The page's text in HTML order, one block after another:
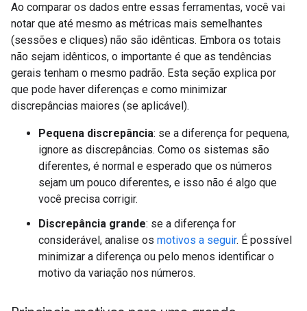
Ao comparar os dados entre essas ferramentas, você vai
notar que até mesmo as métricas mais semelhantes
(sessões e cliques) não são idênticas. Embora os totais
não sejam idênticos, o importante é que as tendências
gerais tenham o mesmo padrão. Esta seção explica por
que pode haver diferenças e como minimizar
discrepâncias maiores (se aplicável).
Pequena discrepância: se a diferença for pequena,
ignore as discrepâncias. Como os sistemas são
diferentes, é normal e esperado que os números
sejam um pouco diferentes, e isso não é algo que
você precisa corrigir.
Discrepância grande: se a diferença for
considerável, analise os motivos a seguir. É possível
minimizar a diferença ou pelo menos identificar o
motivo da variação nos números.